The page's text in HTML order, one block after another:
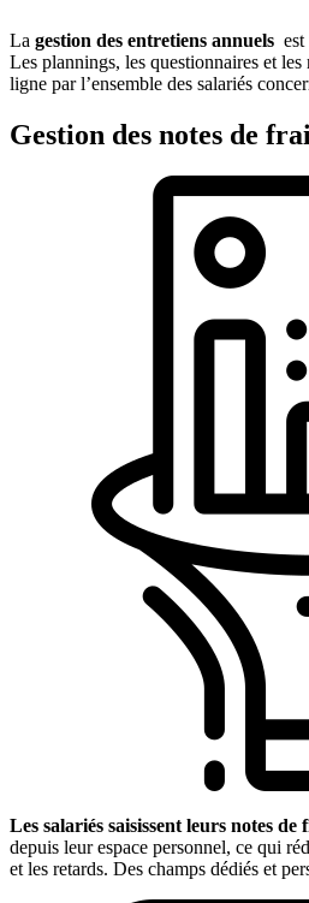
La gestion des entretiens annuels
Les plannings, les questionnaires et les
ligne par l’ensemble des salariés
Gestion des notes de
Les salariés saisissent leurs notes de
depuis leur espace personnel, ce qui
et les retards. Des champs dédiés et